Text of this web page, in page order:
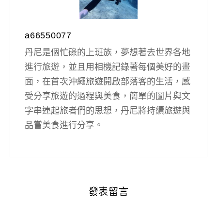
a66550077
丹尼是個忙碌的上班族，夢想著去世界各地
進行旅遊，並且用相機記錄著每個美好的畫
面，在首次沖繩旅遊開啟部落客的生活，感
受分享旅遊的過程與美食，簡單的圖片與文
字串連起旅者們的思想，丹尼將持續旅遊與
品嘗美食進行分享。
發表留言